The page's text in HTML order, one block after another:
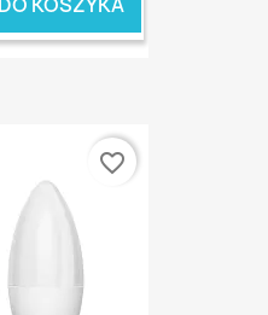
favorite_border